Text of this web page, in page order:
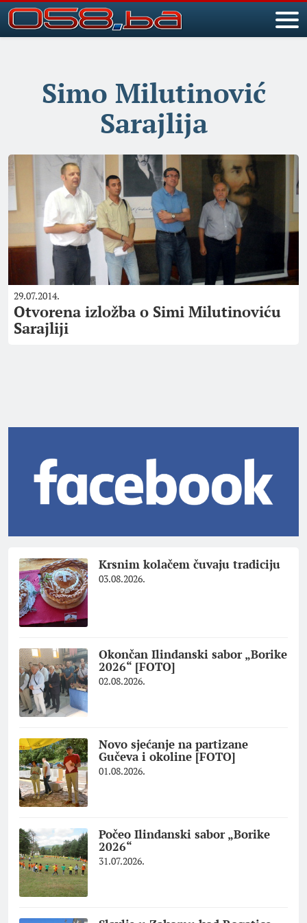
Simo Milutinović
Sarajlija
29.07.2014.
Otvorena izložba o Simi Milutinoviću
Sarajliji
Krsnim kolačem čuvaju tradiciju
03.08.2026.
Okončan Ilindanski sabor „Borike
2026“ [FOTO]
02.08.2026.
Novo sjećanje na partizane
Gučeva i okoline [FOTO]
01.08.2026.
Počeo Ilindanski sabor „Borike
2026“
31.07.2026.